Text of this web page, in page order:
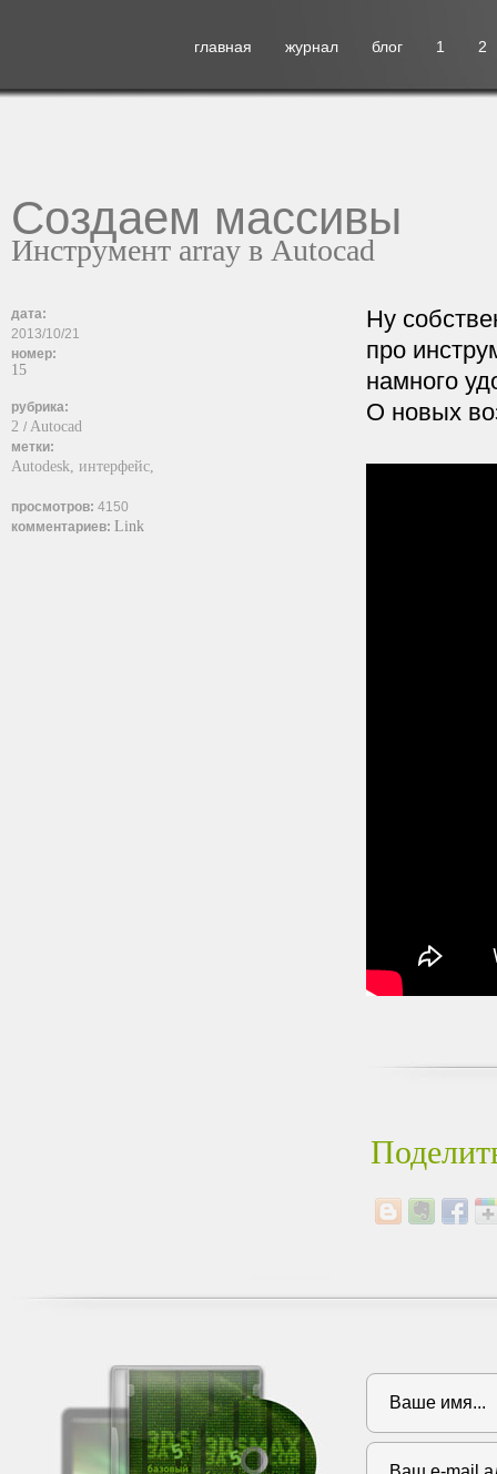
главная журнал блог 1 2
Создаем массивы
Инструмент array в Autocad
дата:
2013/10/21
номер:
15
рубрика:
2 / Autocad
метки:
Autodesk, интерфейс,
просмотров: 4150
комментариев: Link
Ну
про
намного
О новых